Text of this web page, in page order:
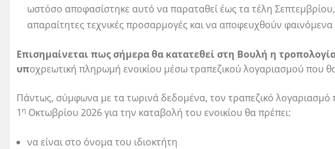
ωστόσο αποφασίστηκε αυτό να παραταθεί έως τα τέλη
απαραίτητες τεχνικές προσαρμογές και να αποφευχθούν φαινόμενα
Eπισημαίνεται πως σήμερα θα κατατεθεί στη Βουλή η
υποχρεωτική πληρωμή ενοικίου μέσω τραπεζικού λογαριασμού που
Πάντως, σύμφωνα με τα τωρινά δεδομένα, τον τραπεζικό λογαριασμό
1 η Οκτωβρίου 2026 για την καταβολή του ενοικίου θα πρέπει:
να είναι στο όνομα του ιδιοκτήτη